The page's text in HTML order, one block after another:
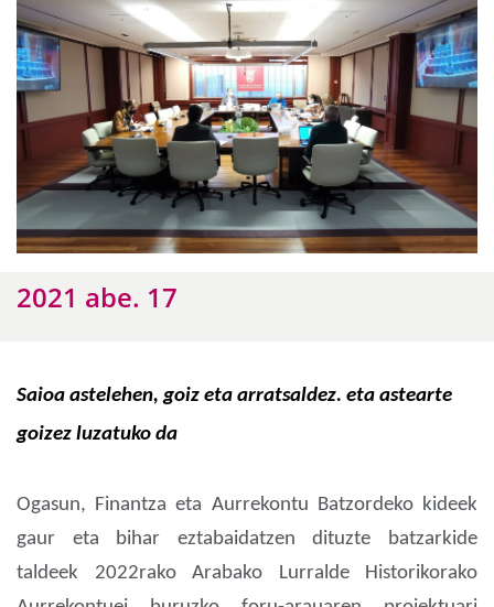
2021 abe. 17
Saioa astelehen, goiz eta arratsaldez. eta astearte
goizez luzatuko da
Ogasun, Finantza eta Aurrekontu Batzordeko kideek
gaur eta bihar eztabaidatzen dituzte batzarkide
taldeek 2022rako Arabako Lurralde Historikorako